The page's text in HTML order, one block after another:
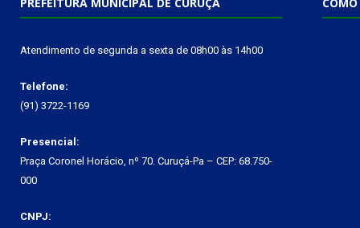
Atendimento de segunda a sexta de 08h00 às 14h00
Telefone:
(91) 3722-1169
Presencial:
Praça Coronel Horácio, nº 70. Curuçá-Pa – CEP: 68.750-
000
CNPJ: